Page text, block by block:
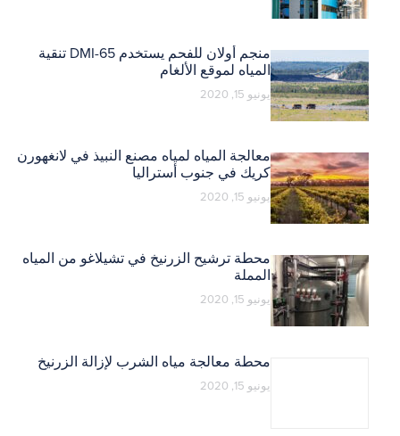
منجم أولان للفحم يستخدم DMI-65 تنقية
المياه لموقع الألغام
يونيو 15, 2020
معالجة المياه لمياه مصنع النبيذ في لانغهورن
كريك في جنوب أستراليا
يونيو 15, 2020
محطة ترشيح الزرنيخ في تشيلاغو من المياه
المملة
يونيو 15, 2020
محطة معالجة مياه الشرب لإزالة الزرنيخ
يونيو 15, 2020